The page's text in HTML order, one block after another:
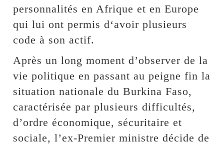
personnalités en Afrique et en Europe
qui lui ont permis d‘avoir plusieurs
code à son actif.
Après un long moment d’observer de la
vie politique en passant au peigne fin la
situation nationale du Burkina Faso,
caractérisée par plusieurs difficultés,
d’ordre économique, sécuritaire et
sociale, l’ex-Premier ministre décide de